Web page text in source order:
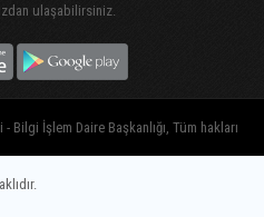
ulaşabilirsiniz.
Bilgi İşlem Daire Başkanlığı, Tüm hakları